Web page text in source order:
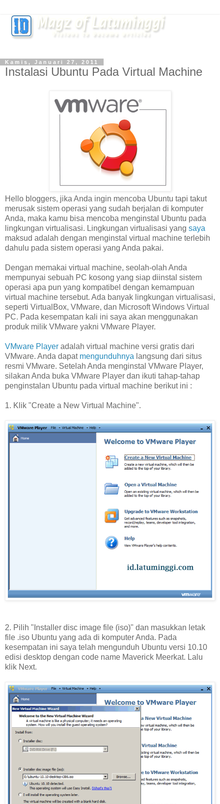
Kamis, Januari 27, 2011
Instalasi Ubuntu Pada Virtual Machine
Hello bloggers, jika Anda ingin mencoba Ubuntu tapi takut
merusak sistem operasi yang sudah berjalan di komputer
Anda, maka kamu bisa mencoba menginstal Ubuntu pada
lingkungan virtualisasi. Lingkungan virtualisasi yang saya
maksud adalah dengan menginstal virtual machine terlebih
dahulu pada sistem operasi yang Anda pakai.
Dengan memakai virtual machine, seolah-olah Anda
mempunyai sebuah PC kosong yang siap diinstal sistem
operasi apa pun yang kompatibel dengan kemampuan
virtual machine tersebut. Ada banyak lingkungan virtualisasi,
seperti VirtualBox, VMware, dan Microsoft Windows Virtual
PC. Pada kesempatan kali ini saya akan menggunakan
produk milik VMware yakni VMware Player.
VMware Player adalah virtual machine versi gratis dari
VMware. Anda dapat mengunduhnya langsung dari situs
resmi VMware. Setelah Anda menginstal VMware Player,
silakan Anda buka VMware Player dan ikuti tahap-tahap
penginstalan Ubuntu pada virtual machine berikut ini :
1. Klik "Create a New Virtual Machine".
2. Pilih "Installer disc image file (iso)" dan masukkan letak
file .iso Ubuntu yang ada di komputer Anda. Pada
kesempatan ini saya telah mengunduh Ubuntu versi 10.10
edisi desktop dengan code name Maverick Meerkat. Lalu
klik Next.